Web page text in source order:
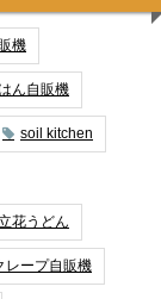
機
ん自販機
soil kitchen
花うどん
レープ自販機